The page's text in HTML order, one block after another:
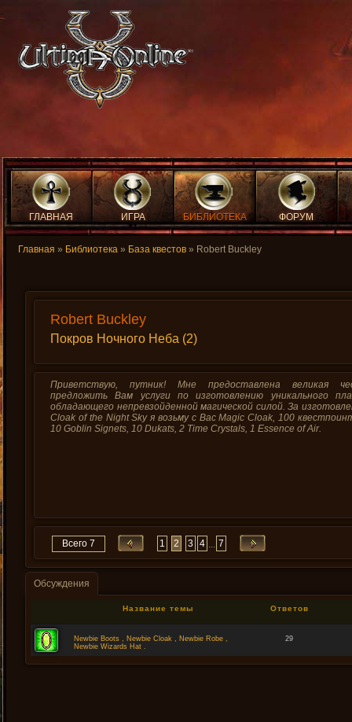
ГЛАВНАЯ ИГРА БИБЛИОТЕКА ФОРУМ
Главная » Библиотека » База квестов » Robert Buckley
Robert Buckley
Покров Ночного Неба (2)
Приветствую, путник! Мне предоставлена великая
предложить Вам услуги по изготовлению уникального
обладающего непревзойденной магической силой. За
Cloak of the Night Sky я возьму с Вас Magic Cloak, 100
10 Goblin Signets, 10 Dukats, 2 Time Crystals, 1 Essence of Air.
Всего 7 1 2 3 4 ... 7
Обсуждения
Название темы Ответов
Newbie Boots , Newbie Cloak , Newbie Robe ,
Newbie Wizards Hat .
29